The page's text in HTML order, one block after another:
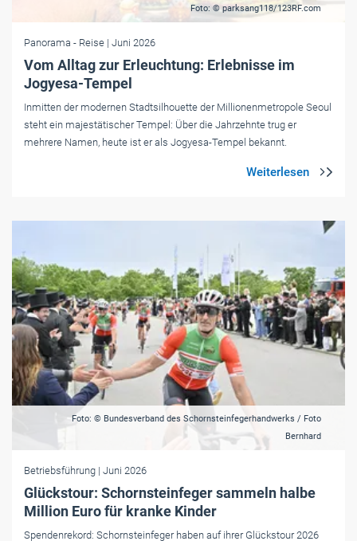
Foto: © parksang118/123RF.com
Panorama - Reise | Juni 2026
Vom Alltag zur Erleuchtung: Erlebnisse im
Jogyesa-Tempel
Inmitten der modernen Stadtsilhouette der Millionenmetropole Seoul
steht ein majestätischer Tempel: Über die Jahrzehnte trug er
mehrere Namen, heute ist er als Jogyesa-Tempel bekannt.
Foto: © Bundesverband des Schornsteinfegerhandwerks / Foto
Bernhard
Betriebsführung | Juni 2026
Glückstour: Schornsteinfeger sammeln halbe
Million Euro für kranke Kinder
Spendenrekord: Schornsteinfeger haben auf ihrer Glückstour 2026